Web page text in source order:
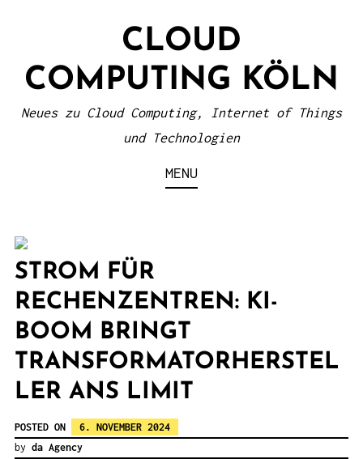
CLOUD
COMPUTING KÖLN
Neues zu Cloud Computing, Internet of Things
und Technologien
MENU
STROM FÜR
RECHENZENTREN: KI-
BOOM BRINGT
TRANSFORMATORHERSTEL
LER ANS LIMIT
POSTED ON
6. NOVEMBER 2024
by da Agency